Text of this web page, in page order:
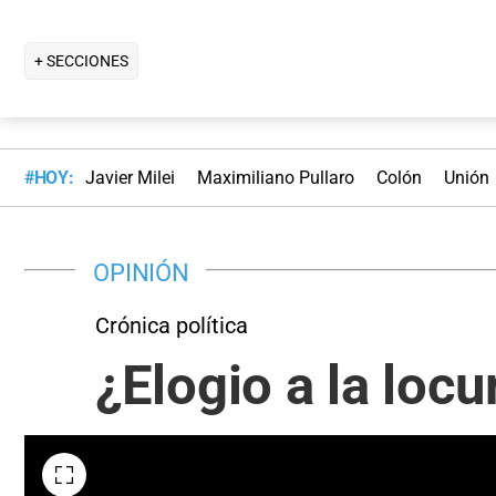
+ SECCIONES
#HOY: Javier Milei Maximiliano Pullaro Colón Unión
OPINIÓN
Crónica política
¿Elogio a la